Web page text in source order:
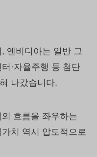
엔비디아는 일반 그
·자율주행 등 첨단
나갔습니다.
흐름을 좌우하는
치 역시 압도적으로